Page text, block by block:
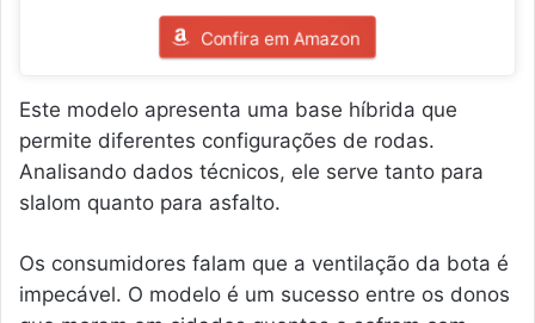
Confira em Amazon
Este modelo apresenta uma base híbrida que
permite diferentes configurações de rodas.
Analisando dados técnicos, ele serve tanto para
slalom quanto para asfalto.
Os consumidores falam que a ventilação da bota é
impecável. O modelo é um sucesso entre os donos